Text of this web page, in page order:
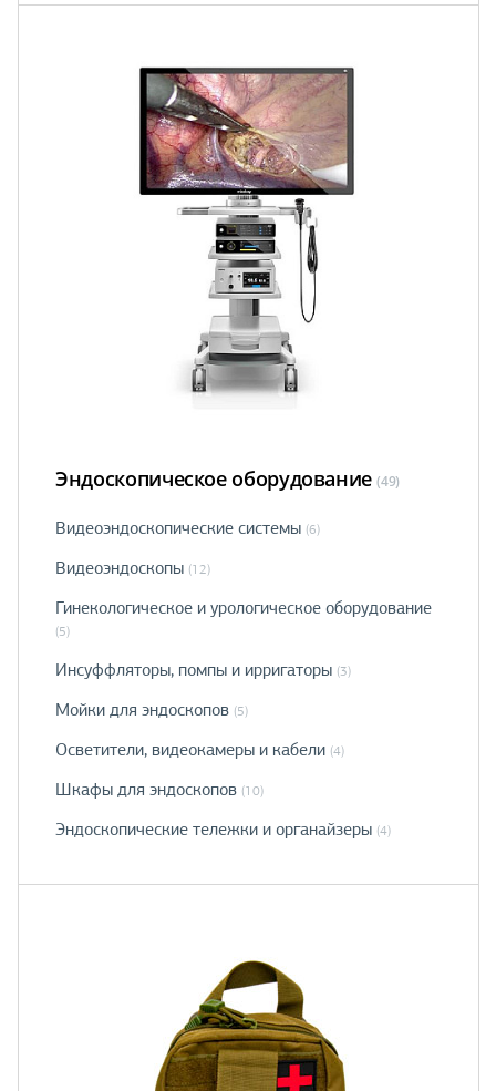
Эндоскопическое оборудование (49)
Видеоэндоскопические системы (6)
Видеоэндоскопы (12)
Гинекологическое и урологическое оборудование
(5)
Инсуффляторы, помпы и ирригаторы (3)
Мойки для эндоскопов (5)
Осветители, видеокамеры и кабели (4)
Шкафы для эндоскопов (10)
Эндоскопические тележки и органайзеры (4)